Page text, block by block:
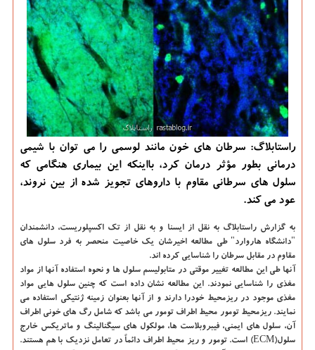
راستابلاگ: سرطان های خون مانند لوسمی را می توان با شیمی
درمانی بطور مؤثر درمان كرد، بااینكه این بیماری هنگامی كه
سلول های سرطانی مقاوم با داروهای تجویز شده از بین نروند،
عود می كند.
به گزارش راستابلاگ به نقل از ایسنا و به نقل از تک اکسپلوریست، دانشمندان
"دانشگاه هاروارد" طی مطالعه اخیرشان یک خاصیت منحصر به فرد سلول های
مقاوم در مقابل سرطان را شناسایی کرده اند.
آنها طی این مطالعه تغییر موقتی در متابولیسم سلول ها و نحوه استفاده آنها از مواد
مغذی را شناسایی نمودند. این مطالعه نشان داده است که چنین سلول هایی مواد
مغذی موجود در ریزمحیط خودرا دارند و از آنها بعنوان زمینه ژنتیکی استفاده می
نمایند. ریزمحیط تومور محیط اطراف تومور می باشد که شامل رگ های خونی اطراف
آن، سلول های ایمنی، فیبروبلاست ها، مولکول های سیگنالینگ و ماتریکس خارج
سلول(ECM) است. تومور و ریز محیط اطراف دائماً در تعامل نزدیک با هم هستند.